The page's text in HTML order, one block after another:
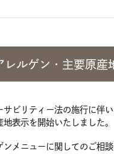
レルゲン・主要原産
サビリティー法の施行に伴い
地表示を開始いたしました。
ンメニューに関してのご相